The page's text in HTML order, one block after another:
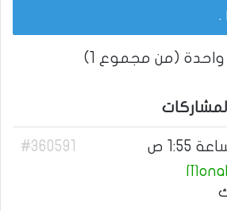
.
(من مجموع 1)
المشاركات
#360591